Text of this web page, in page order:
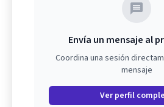
Envía un mensaje al
Coordina una sesión
mensaje
Ver perfil